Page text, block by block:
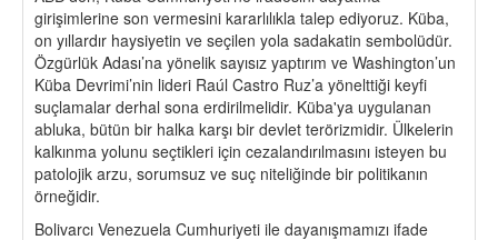
girişimlerine son vermesini kararlılıkla talep ediyoruz. Küba,
on yıllardır haysiyetin ve seçilen yola sadakatin sembolüdür.
Özgürlük Adası’na yönelik sayısız yaptırım ve Washington’un
Küba Devrimi’nin lideri Raúl Castro Ruz’a yönelttiği keyfi
suçlamalar derhal sona erdirilmelidir. Küba'ya uygulanan
abluka, bütün bir halka karşı bir devlet terörizmidir. Ülkelerin
kalkınma yolunu seçtikleri için cezalandırılmasını isteyen bu
patolojik arzu, sorumsuz ve suç niteliğinde bir politikanın
örneğidir.
Bolivarcı Venezuela Cumhuriyeti ile dayanışmamızı ifade